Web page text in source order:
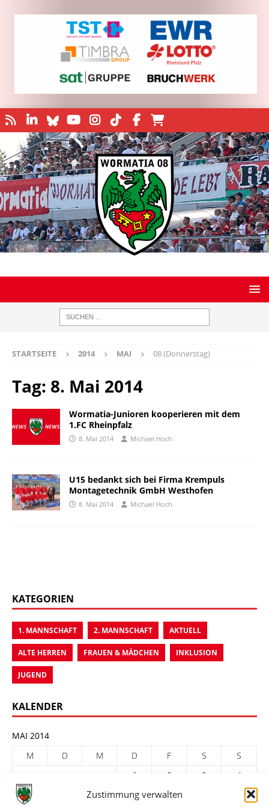
Zustimmung verwalten
STARTSEITE 2014 MAI 08 (Donnerstag)
Tag: 8. Mai 2014
Wormatia-Junioren kooperieren mit dem
1.FC Rheinpfalz
8. Mai 2014 Michael Hoch
U15 bedankt sich bei Firma Krempuls
Montagetechnik GmbH Westhofen
8. Mai 2014 Michael Hoch
KATEGORIEN
1. MANNSCHAFT 2. MANNSCHAFT AKTUELL
ALTE HERREN FRAUEN & MÄDCHEN INKLUSION
JUGEND
KALENDER
MAI 2014
M
D M D F S
S
1
2 3
4
5
7 8 9